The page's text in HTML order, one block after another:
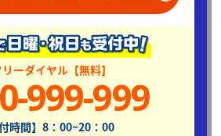
ーダイヤル【無料】
999-999
付時間】8：00~20：00